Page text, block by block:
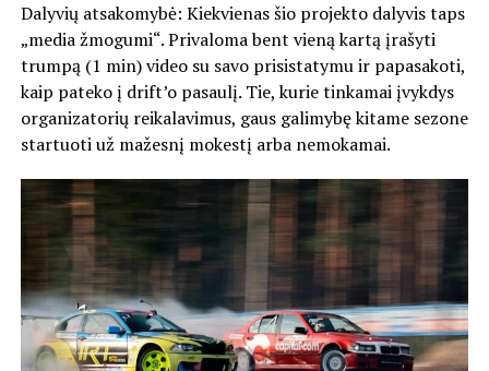
Dalyvių atsakomybė: Kiekvienas šio projekto dalyvis taps
„media žmogumi“. Privaloma bent vieną kartą įrašyti
trumpą (1 min) video su savo prisistatymu ir papasakoti,
kaip pateko į drift’o pasaulį. Tie, kurie tinkamai įvykdys
organizatorių reikalavimus, gaus galimybę kitame sezone
startuoti už mažesnį mokestį arba nemokamai.